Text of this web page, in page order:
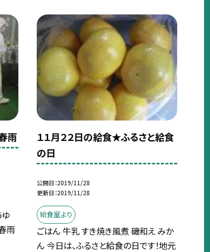
雨
雨
１１月２２日の給食★ふるさと給食
の日
公開日 2019/11/28
更新日 2019/11/28
給食室より
ごはん 牛乳 すき焼き風煮 磯和え みか
ん 今日は、ふるさと給食の日です！地元